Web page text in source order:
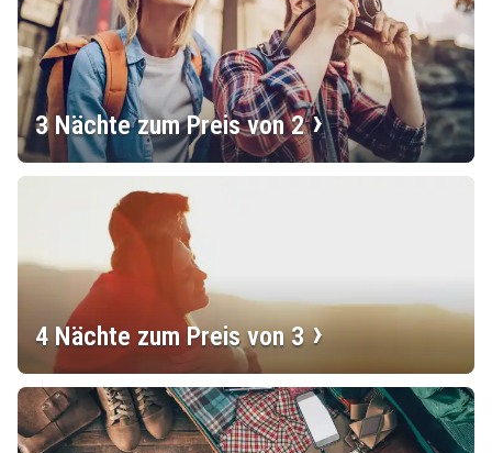
3 Nächte zum Preis von 2
4 Nächte zum Preis von 3